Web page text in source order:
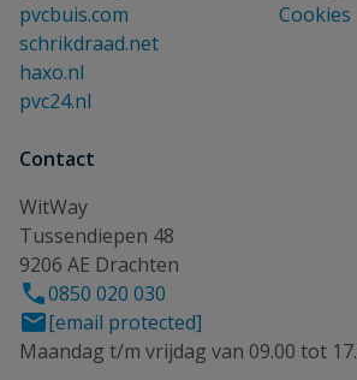
pvcbuis.com
schrikdraad.net
haxo.nl
pvc24.nl
Cookies
Contact
WitWay
Tussendiepen 48
9206 AE Drachten
0850 020 030
[email protected]
Maandag t/m vrijdag van 09.00 tot